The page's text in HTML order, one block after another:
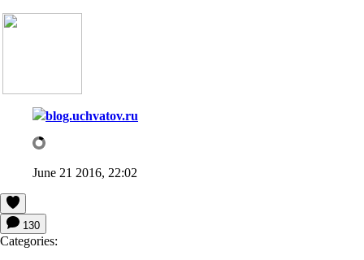
blog.uchvatov.ru
June 21 2016, 22:02
130
Categories: